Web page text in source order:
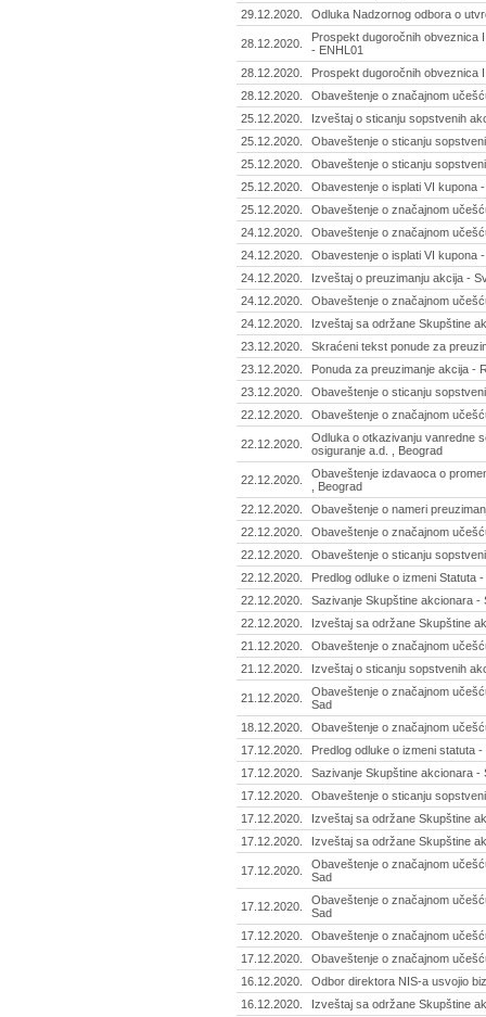
29.12.2020.
Odluka Nadzornog odbora o
28.12.2020.
Prospekt dugoročnih obveznica
- ENHL01
28.12.2020.
Prospekt dugoročnih obveznica
28.12.2020.
Obaveštenje o značajnom
25.12.2020.
Izveštaj o sticanju sopstvenih
25.12.2020.
Obaveštenje o sticanju
25.12.2020.
Obaveštenje o sticanju
25.12.2020.
Obavestenje o isplati VI kupona
25.12.2020.
Obaveštenje o značajnom
24.12.2020.
Obaveštenje o značajnom
24.12.2020.
Obavestenje o isplati VI kupona
24.12.2020.
Izveštaj o preuzimanju akcija -
24.12.2020.
Obaveštenje o značajnom
24.12.2020.
Izveštaj sa održane Skupštine
23.12.2020.
Skraćeni tekst ponude za
23.12.2020.
Ponuda za preuzimanje akcija -
23.12.2020.
Obaveštenje o sticanju
22.12.2020.
Obaveštenje o značajnom
22.12.2020.
Odluka o otkazivanju vanredne
osiguranje a.d. , Beograd
22.12.2020.
Obaveštenje izdavaoca o
, Beograd
22.12.2020.
Obaveštenje o nameri
22.12.2020.
Obaveštenje o značajnom
22.12.2020.
Obaveštenje o sticanju
22.12.2020.
Predlog odluke o izmeni Statuta
22.12.2020.
Sazivanje Skupštine akcionara -
22.12.2020.
Izveštaj sa održane Skupštine
21.12.2020.
Obaveštenje o značajnom
21.12.2020.
Izveštaj o sticanju sopstvenih
21.12.2020.
Obaveštenje o značajnom
Sad
18.12.2020.
Obaveštenje o značajnom
17.12.2020.
Predlog odluke o izmeni statuta
17.12.2020.
Sazivanje Skupštine akcionara -
17.12.2020.
Obaveštenje o sticanju
17.12.2020.
Izveštaj sa održane Skupštine
17.12.2020.
Izveštaj sa održane Skupštine
17.12.2020.
Obaveštenje o značajnom
Sad
17.12.2020.
Obaveštenje o značajnom
Sad
17.12.2020.
Obaveštenje o značajnom
17.12.2020.
Obaveštenje o značajnom
16.12.2020.
Odbor direktora NIS-a usvojio
16.12.2020.
Izveštaj sa održane Skupštine